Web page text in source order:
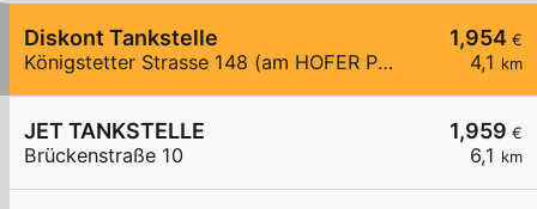
1,954 €
4,1 km
Diskont Tankstelle
Königstetter Strasse 148 (am HOFER Parkplatz)
1,959 €
6,1 km
JET TANKSTELLE
Brückenstraße 10